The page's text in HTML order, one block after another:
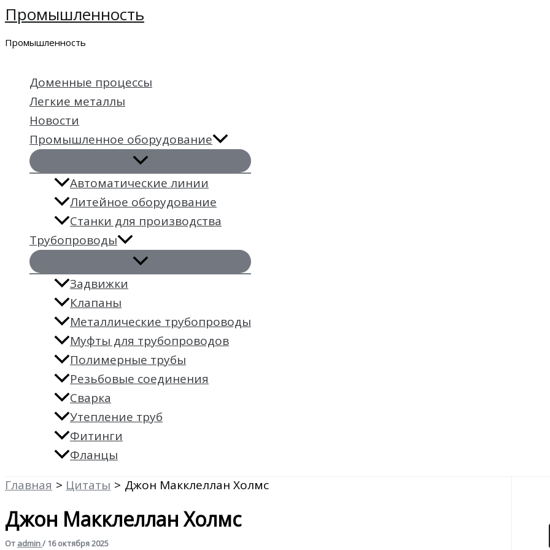
Перейти
содержимому
Промышленность
Промышленность
Доменные процессы
Легкие металлы
Новости
Промышленное оборудование
Автоматические линии
Литейное оборудование
Станки для производства
Трубопроводы
Задвижки
Клапаны
Металлические трубопроводы
Муфты для трубопроводов
Полимерные трубы
Резьбовые соединения
Сварка
Утепление труб
Фитинги
Фланцы
Главная
Цитаты Джон Макклеллан Холмс
Джон Макклеллан Холмс
От admin/ 16 октября 2025